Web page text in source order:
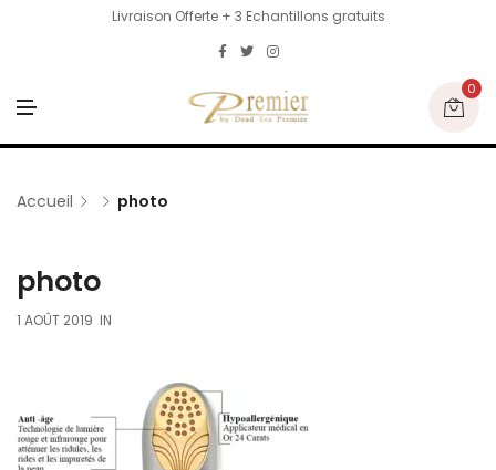
Livraison Offerte + 3 Echantillons gratuits
N
U
0
Accueil photo
photo
1 AOÛT 2019 IN